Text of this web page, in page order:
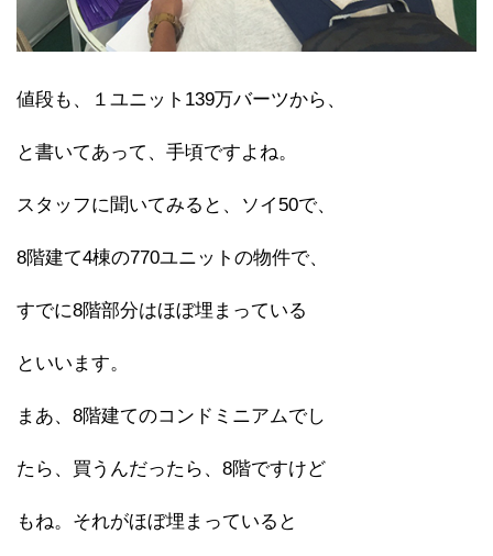
値段も、１ユニット139万バーツから、
と書いてあって、手頃ですよね。
スタッフに聞いてみると、ソイ50で、
8階建て4棟の770ユニットの物件で、
すでに8階部分はほぼ埋まっている
といいます。
まあ、8階建てのコンドミニアムでし
たら、買うんだったら、8階ですけど
もね。それがほぼ埋まっていると